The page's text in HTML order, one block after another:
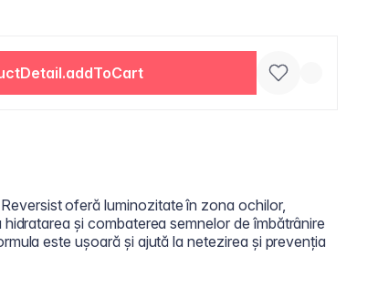
oferă luminozitate în zona ochilor,
și combaterea semnelor de îmbătrânire
este ușoară și ajută la netezirea și prevenția